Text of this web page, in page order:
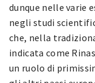
dunque nelle varie
negli studi
che, nella
indicata come
un ruolo di